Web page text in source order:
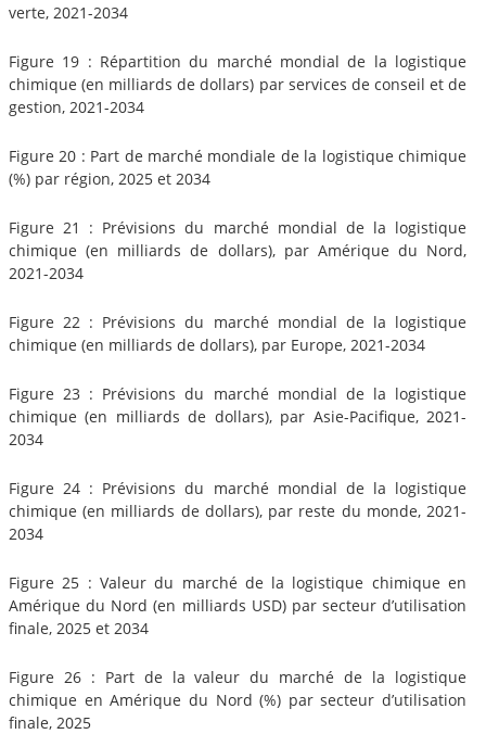
verte, 2021-2034
Figure 19 : Répartition du marché mondial de la logistique
chimique (en milliards de dollars) par services de conseil et de
gestion, 2021-2034
Figure 20 : Part de marché mondiale de la logistique chimique
(%) par région, 2025 et 2034
Figure 21 : Prévisions du marché mondial de la logistique
chimique (en milliards de dollars), par Amérique du Nord,
2021-2034
Figure 22 : Prévisions du marché mondial de la logistique
chimique (en milliards de dollars), par Europe, 2021-2034
Figure 23 : Prévisions du marché mondial de la logistique
chimique (en milliards de dollars), par Asie-Pacifique, 2021-
2034
Figure 24 : Prévisions du marché mondial de la logistique
chimique (en milliards de dollars), par reste du monde, 2021-
2034
Figure 25 : Valeur du marché de la logistique chimique en
Amérique du Nord (en milliards USD) par secteur d’utilisation
finale, 2025 et 2034
Figure 26 : Part de la valeur du marché de la logistique
chimique en Amérique du Nord (%) par secteur d’utilisation
finale, 2025